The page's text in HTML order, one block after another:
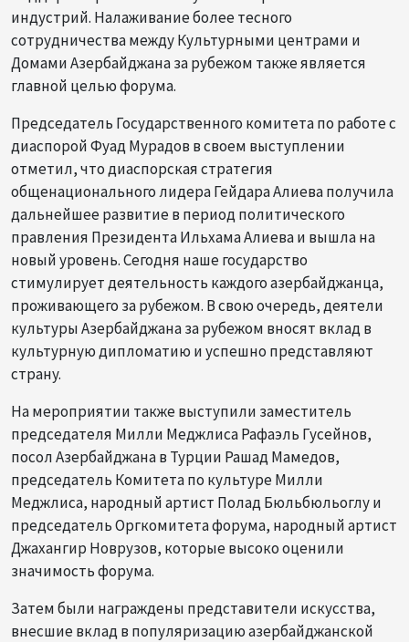
индустрий. Налаживание более тесного
сотрудничества между Культурными центрами и
Домами Азербайджана за рубежом также является
главной целью форума.
Председатель Государственного комитета по работе с
диаспорой Фуад Мурадов в своем выступлении
отметил, что диаспорская стратегия
общенационального лидера Гейдара Алиева получила
дальнейшее развитие в период политического
правления Президента Ильхама Алиева и вышла на
новый уровень. Сегодня наше государство
стимулирует деятельность каждого азербайджанца,
проживающего за рубежом. В свою очередь, деятели
культуры Азербайджана за рубежом вносят вклад в
культурную дипломатию и успешно представляют
страну.
На мероприятии также выступили заместитель
председателя Милли Меджлиса Рафаэль Гусейнов,
посол Азербайджана в Турции Рашад Мамедов,
председатель Комитета по культуре Милли
Меджлиса, народный артист Полад Бюльбюльоглу и
председатель Оргкомитета форума, народный артист
Джахангир Новрузов, которые высоко оценили
значимость форума.
Затем были награждены представители искусства,
внесшие вклад в популяризацию азербайджанской